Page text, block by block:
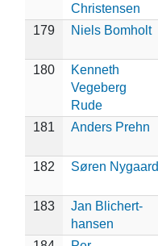
Christensen
179
Niels Bomholt
180
Kenneth
Vegeberg
Rude
181 Anders Prehn
182 Søren Nygaard
183
Jan Blichert-
hansen